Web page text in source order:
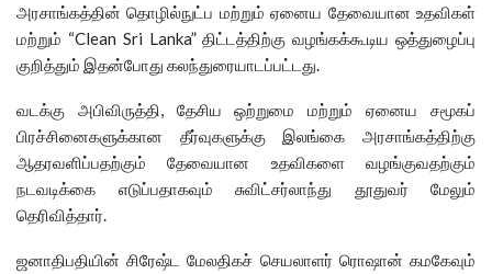
அரசாங்கத்தின் தொழில்நுட்ப மற்றும் ஏனைய தேவையான உதவிகள்
மற்றும் “Clean Sri Lanka” திட்டத்திற்கு வழங்கக்கூடிய ஒத்துழைப்பு
குறித்தும் இதன்போது கலந்துரையாடப்பட்டது.
வடக்கு அபிவிருத்தி, தேசிய ஒற்றுமை மற்றும் ஏனைய சமூகப்
பிரச்சினைகளுக்கான தீர்வுகளுக்கு இலங்கை அரசாங்கத்திற்கு
ஆதரவளிப்பதற்கும் தேவையான உதவிகளை வழங்குவதற்கும்
நடவடிக்கை எடுப்பதாகவும் சுவிட்சர்லாந்து தூதுவர் மேலும்
தெரிவித்தார்.
ஜனாதிபதியின் சிரேஷ்ட மேலதிகச் செயலாளர் ரொஷான் கமகேவும்